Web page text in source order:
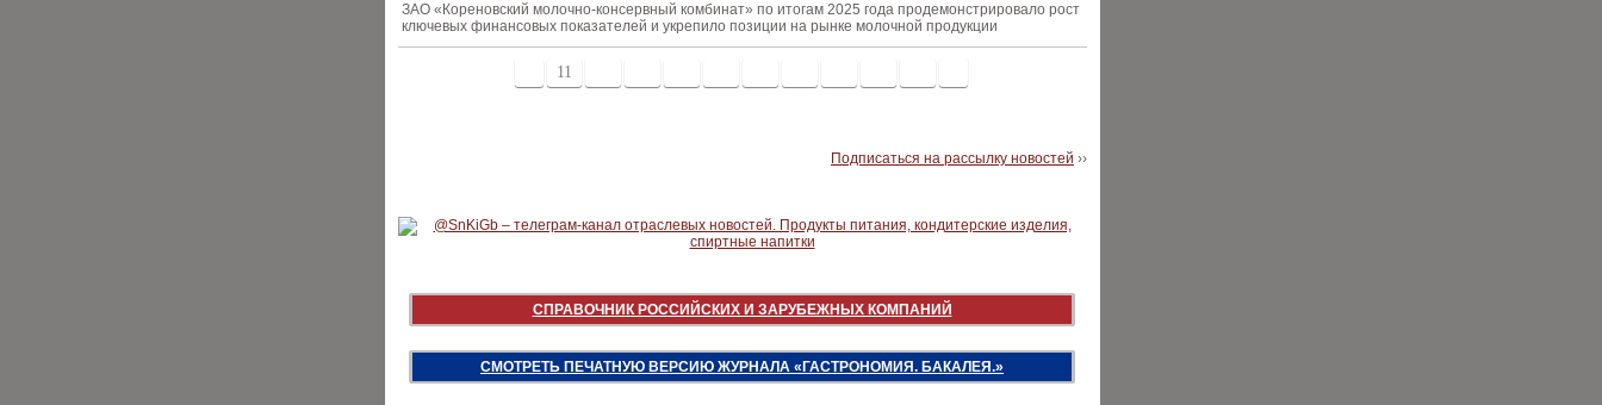
ЗАО «Кореновский молочно-консервный комбинат» по итогам 2025 года продемонстрировало рост
ключевых финансовых показателей и укрепило позиции на рынке молочной продукции
11
Подписаться на рассылку новостей ››
СПРАВОЧНИК РОССИЙСКИХ И ЗАРУБЕЖНЫХ КОМПАНИЙ
СМОТРЕТЬ ПЕЧАТНУЮ ВЕРСИЮ ЖУРНАЛА «ГАСТРОНОМИЯ. БАКАЛЕЯ.»